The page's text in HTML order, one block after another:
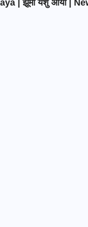
| झूमो येशु आया |